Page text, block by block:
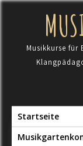
Skip
Musikkurse für
Startseite